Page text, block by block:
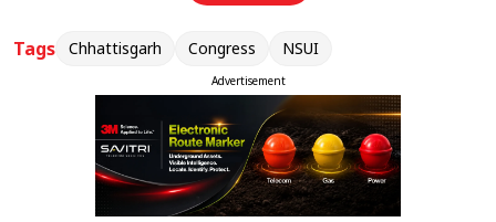
छत्तीसगढ़ के 10 टोल प्लाजा पर बढ़ीं दरें,
हाईवे सफर हुआ महंगा
‹
मामले में भिलाई विधायक देवेंद्र यादव, एनएसयूआई के
राष्ट्रीय अध्यक्ष विनोद जाखड़, प्रदेश अध्यक्ष नीरज पांडेय, जिला
Tags Chhattisgarh Congress NSUI
Advertisement